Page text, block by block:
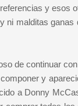
y esos
malditas
de continuar
y
a Donny